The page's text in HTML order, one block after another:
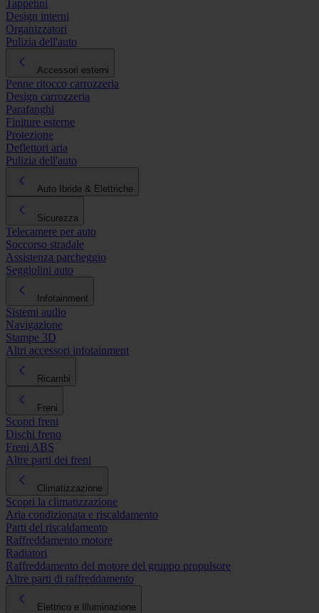
Tappetini
Design interni
Organizzatori
Pulizia dell'auto
Accessori esterni
Penne ritocco carrozzeria
Design carrozzeria
Parafanghi
Finiture esterne
Protezione
Deflettori aria
Pulizia dell'auto
Auto Ibride & Elettriche
Sicurezza
Telecamere per auto
Soccorso stradale
Assistenza parcheggio
Seggiolini auto
Infotainment
Sistemi audio
Navigazione
Stampe 3D
Altri accessori infotainment
Ricambi
Freni
Scopri freni
Dischi freno
Freni ABS
Altre parti dei freni
Climatizzazione
Scopri la climatizzazione
Aria condizionata e riscaldamento
Parti del riscaldamento
Raffreddamento motore
Radiatori
Raffreddamento del motore del gruppo propulsore
Altre parti di raffreddamento
Elettrico e Illuminazione